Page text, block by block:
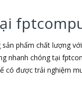
phẩm chất lượng
nhanh chóng tại
có được trải nghiệm